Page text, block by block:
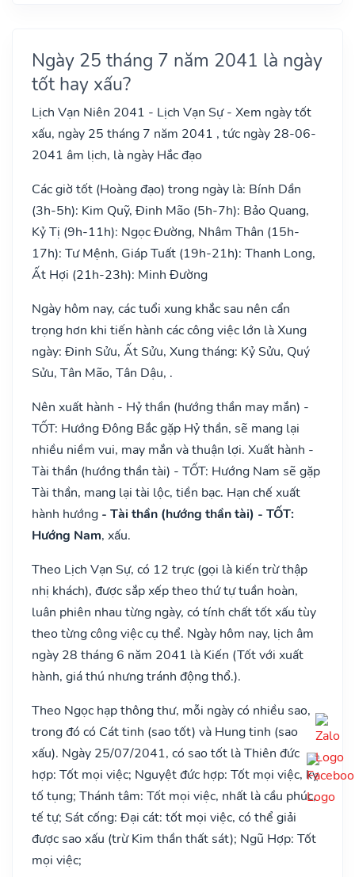
Ngày 25 tháng 7 năm 2041 là ngày
tốt hay xấu?
Lịch Vạn Niên 2041 - Lịch Vạn Sự - Xem ngày tốt
xấu, ngày 25 tháng 7 năm 2041 , tức ngày 28-06-
2041 âm lịch, là ngày Hắc đạo
Các giờ tốt (Hoàng đạo) trong ngày là: Bính Dần
(3h-5h): Kim Quỹ, Đinh Mão (5h-7h): Bảo Quang,
Kỷ Tị (9h-11h): Ngọc Đường, Nhâm Thân (15h-
17h): Tư Mệnh, Giáp Tuất (19h-21h): Thanh Long,
Ất Hợi (21h-23h): Minh Đường
Ngày hôm nay, các tuổi xung khắc sau nên cẩn
trọng hơn khi tiến hành các công việc lớn là Xung
ngày: Đinh Sửu, Ất Sửu, Xung tháng: Kỷ Sửu, Quý
Sửu, Tân Mão, Tân Dậu, .
Nên xuất hành - Hỷ thần (hướng thần may mắn) -
TỐT: Hướng Đông Bắc gặp Hỷ thần, sẽ mang lại
nhiều niềm vui, may mắn và thuận lợi. Xuất hành -
Tài thần (hướng thần tài) - TỐT: Hướng Nam sẽ gặp
Tài thần, mang lại tài lộc, tiền bạc. Hạn chế xuất
hành hướng - Tài thần (hướng thần tài) - TỐT:
Hướng Nam, xấu.
Theo Lịch Vạn Sự, có 12 trực (gọi là kiến trừ thập
nhị khách), được sắp xếp theo thứ tự tuần hoàn,
luân phiên nhau từng ngày, có tính chất tốt xấu tùy
theo từng công việc cụ thể. Ngày hôm nay, lịch âm
ngày 28 tháng 6 năm 2041 là Kiến (Tốt với xuất
hành, giá thú nhưng tránh động thổ.).
Theo Ngọc hạp thông thư, mỗi ngày có nhiều sao,
trong đó có Cát tinh (sao tốt) và Hung tinh (sao
xấu). Ngày 25/07/2041, có sao tốt là Thiên đức
hợp: Tốt mọi việc; Nguyệt đức hợp: Tốt mọi việc, kỵ
tố tụng; Thánh tâm: Tốt mọi việc, nhất là cầu phúc,
tế tự; Sát cống: Đại cát: tốt mọi việc, có thể giải
được sao xấu (trừ Kim thần thất sát); Ngũ Hợp: Tốt
mọi việc;